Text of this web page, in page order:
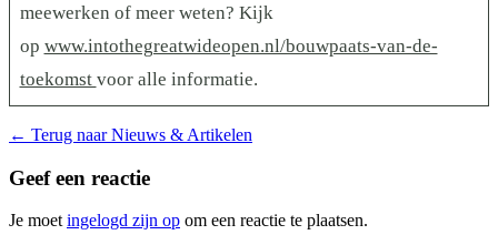
meewerken of meer weten? Kijk
op www.intothegreatwideopen.nl/bouwpaats-van-de-
toekomst voor alle informatie.
← Terug naar Nieuws & Artikelen
Geef een reactie
Je moet ingelogd zijn op om een reactie te plaatsen.